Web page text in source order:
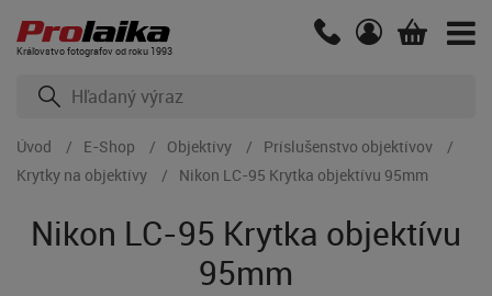
Kráľovstvo fotografov od roku 1993
Úvod E-Shop Objektívy
Príslušenstvo objektívov
Krytky na objektívy
Nikon LC-95 Krytka objektívu 95mm
Nikon LC-95 Krytka objektívu
95mm